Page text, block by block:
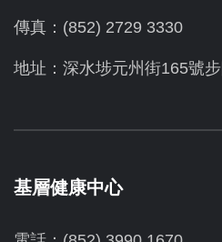
傳真：(852) 2729 3330
地址：深水埗元州街165號
基層健康中心